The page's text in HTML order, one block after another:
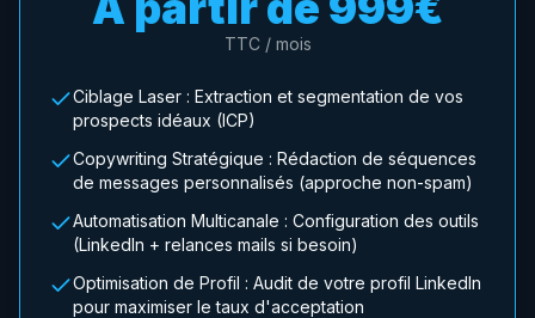
TTC / mois
Ciblage Laser : Extraction et segmentation de vos
prospects idéaux (ICP)
Copywriting Stratégique : Rédaction de séquences
de messages personnalisés (approche non-spam)
Automatisation Multicanale : Configuration des outils
(LinkedIn + relances mails si besoin)
Optimisation de Profil : Audit de votre profil LinkedIn
pour maximiser le taux d'acceptation